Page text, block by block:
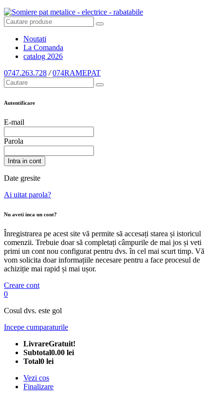
Noutati
La Comanda
catalog 2026
0747.263.728 / 074RAMEPAT
Autentificare
E-mail
Parola
Intra in cont
Date gresite
Ai uitat parola?
Nu aveti inca un cont?
Înregistrarea pe acest site vă permite să accesați starea și istoricul
comenzii. Trebuie doar să completați câmpurile de mai jos și veti
primi un cont nou configurat pentru dvs. în cel mai scurt timp. Vă
vom solicita doar informațiile necesare pentru a face procesul de
achiziție mai rapid și mai ușor.
Creare cont
0
Cosul dvs. este gol
Incepe cumparaturile
LivrareGratuit!
Subtotal0.00 lei
Total0 lei
Vezi cos
Finalizare